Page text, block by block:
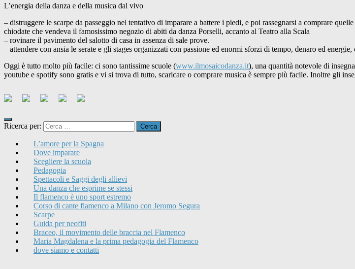
L’energia della danza e della musica dal vivo
– distruggere le scarpe da passeggio nel tentativo di imparare a battere i piedi, e poi rassegnarsi a comprare
chiodate che vendeva il famosissimo negozio di abiti da danza Porselli, accanto al Teatro alla Scala
– rovinare il pavimento del salotto di casa in assenza di sale prove.
– attendere con ansia le serate e gli stages organizzati con passione ed enormi sforzi di tempo, denaro ed
Oggi è tutto molto più facile: ci sono tantissime scuole (www.ilmosaicodanza.it), una quantità notevole di
youtube e spotify sono gratis e vi si trova di tutto, scaricare o comprare musica è sempre più facile. Inoltre gli
Ricerca per:
L’amore per la Spagna
Dove imparare
Scegliere la scuola
Pedagogia
Spettacoli e Saggi degli allievi
Una danza che esprime se stessi
Il flamenco è uno sport estremo
Corso di cante flamenco a Milano con Jeromo Segura
Scarpe
Guida per neofiti
Braceo, il movimento delle braccia nel Flamenco
Maria Magdalena e la prima pedagogia del Flamenco
dove siamo e contatti